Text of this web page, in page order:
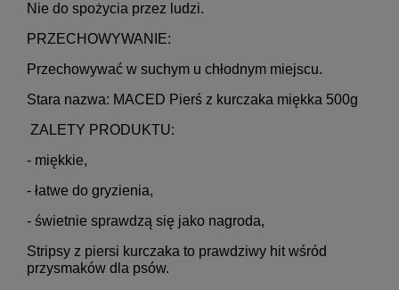
Nie do spożycia przez ludzi.
PRZECHOWYWANIE:
Przechowywać w suchym u chłodnym miejscu.
Stara nazwa: MACED Pierś z kurczaka miękka 500g
ZALETY PRODUKTU:
- miękkie,
- łatwe do gryzienia,
- świetnie sprawdzą się jako nagroda,
Stripsy z piersi kurczaka to prawdziwy hit wśród
przysmaków dla psów.